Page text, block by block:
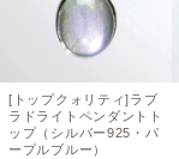
[トップクォリティ]ラブ
ラドライトペンダントト
ップ（シルバー925・パ
ープルブルー）